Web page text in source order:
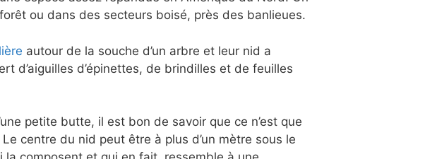
ou dans des secteurs boisé, près des banlieues.
autour de la souche d’un arbre et leur nid a
d’aiguilles d’épinettes, de brindilles et de feuilles
petite butte, il est bon de savoir que ce n’est que
centre du nid peut être à plus d’un mètre sous le